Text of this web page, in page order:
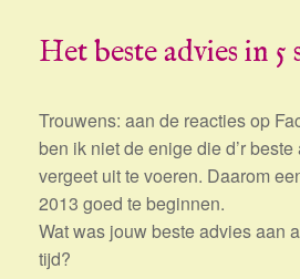
Het beste advies in 5
Trouwens: aan de reacties op
ben ik niet de enige die d’r
vergeet uit te voeren. Daarom
2013 goed te beginnen.
Wat was jouw beste advies aan
tijd?